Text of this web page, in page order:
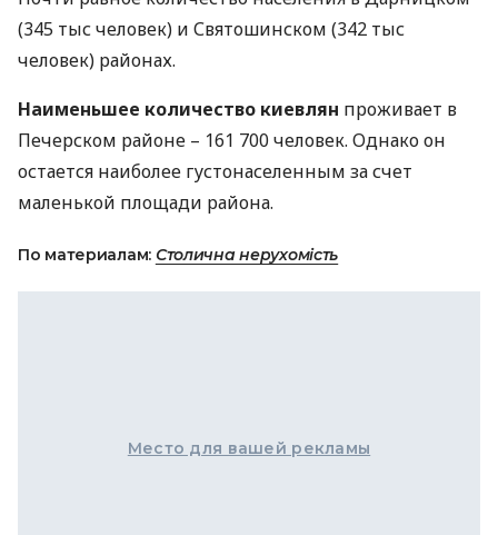
(345 тыс человек) и Святошинском (342 тыс
человек) районах.
Наименьшее количество киевлян проживает в
Печерском районе – 161 700 человек. Однако он
остается наиболее густонаселенным за счет
маленькой площади района.
По материалам: Столична нерухомість
Место для вашей рекламы